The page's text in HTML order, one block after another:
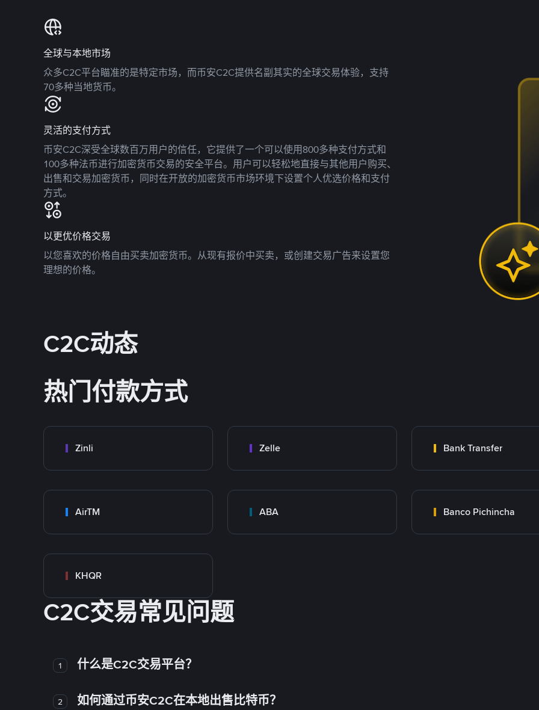
全球与本地市场
众多C2C平台瞄准的是特定市场，而币安C2C提供名副其实的全球交易体验，支持
70多种当地货币。
灵活的支付方式
币安C2C深受全球数百万用户的信任，它提供了一个可以使用800多种支付方式和
100多种法币进行加密货币交易的安全平台。用户可以轻松地直接与其他用户购买、
出售和交易加密货币，同时在开放的加密货币市场环境下设置个人优选价格和支付
方式。
以更优价格交易
以您喜欢的价格自由买卖加密货币。从现有报价中买卖，或创建交易广告来设置您
理想的价格。
C2C动态
热门付款方式
Zinli Zelle Bank Transfer
AirTM ABA Banco Pichincha
KHQR
C2C交易常见问题
1 什么是C2C交易平台？
2 如何通过币安C2C在本地出售比特币？